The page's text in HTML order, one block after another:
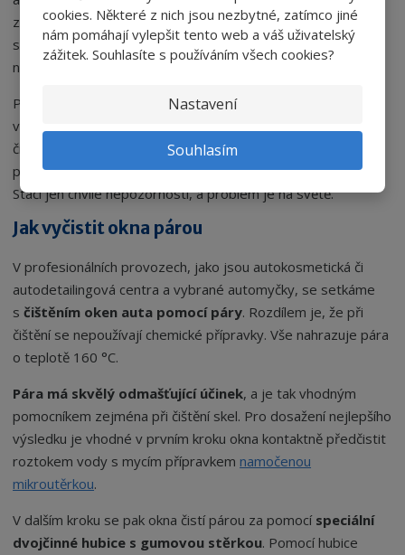
cookies. Některé z nich jsou nezbytné, zatímco jiné
nám pomáhají vylepšit tento web a váš uživatelský
zážitek. Souhlasíte s používáním všech cookies?
Nastavení
Souhlasím
zároveň i velmi agresivní. Proto je způsob čištění oken
s čpavkovými čističi zastaralý a v podstatě i do jisté míry
nebezpečný.
Přípravky, které mají vyšší obsah čpavku, umí takzvaně
vybělit a napadnout celou řadu materiálů ve vozidle. Při
čištění oken takovým přípravkem se může stát, že
potřísníme a včas neotřeme plasty, kůži nebo nebo displej.
Stačí jen chvíle nepozornosti, a problém je na světě.
Jak vyčistit okna párou
V profesionálních provozech, jako jsou autokosmetická či
autodetailingová centra a vybrané automyčky, se setkáme
sčištěním oken auta pomocí páry. Rozdílem je, že při
čištění se nepoužívají chemické přípravky. Vše nahrazuje pára
o teplotě 160 °C.
Pára má skvělý odmašťující účinek, a je tak vhodným
pomocníkem zejména při čištění skel. Pro dosažení nejlepšího
výsledku je vhodné v prvním kroku okna kontaktně předčistit
roztokem vody s mycím přípravkem namočenou
mikroutěrkou.
V dalším kroku se pak okna čistí párou za pomocí speciální
dvojčinné hubice s gumovou stěrkou. Pomocí hubice